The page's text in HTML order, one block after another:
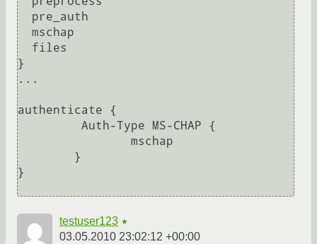
}
...
authenticate {
}
testuser123 ★
03.05.2010 23:02:12 +00:00